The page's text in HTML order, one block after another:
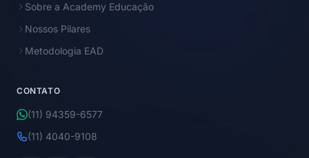
Sobre a Academy Educação
Nossos Pilares
Metodologia EAD
CONTATO
(11) 94359-6577
(11) 4040-9108